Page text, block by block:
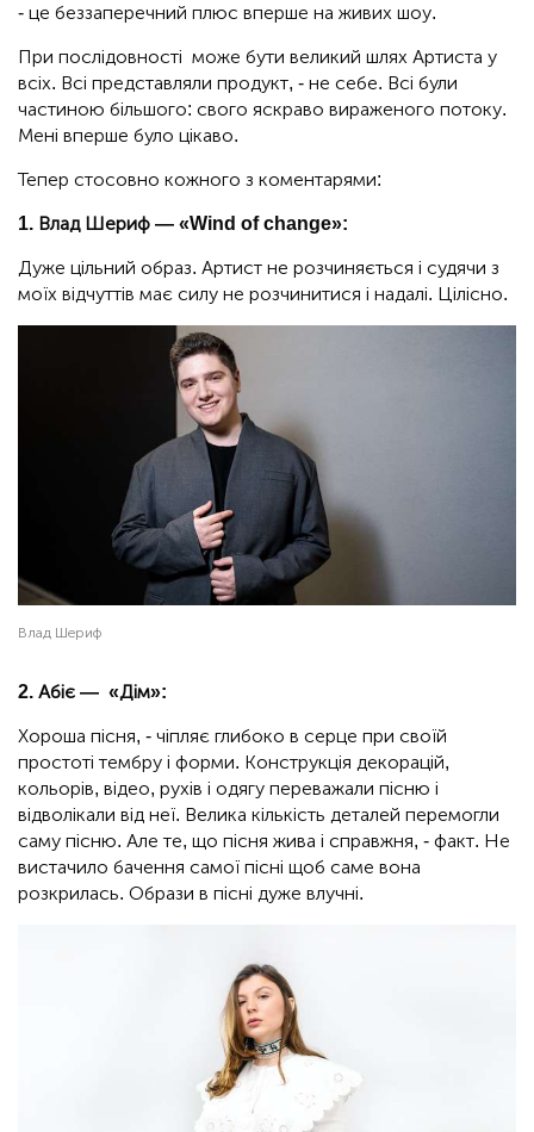
- це беззаперечний плюс вперше на живих шоу.
При послідовності може бути великий шлях Артиста у
всіх. Всі представляли продукт, - не себе. Всі були
частиною більшого: свого яскраво вираженого потоку.
Мені вперше було цікаво.
Тепер стосовно кожного з коментарями:
1. Влад Шериф — «Wind of change»:
Дуже цільний образ. Артист не розчиняється і судячи з
моїх відчуттів має силу не розчинитися і надалі. Цілісно.
Влад Шериф
2. Абіє — «Дім»:
Хороша пісня, - чіпляє глибоко в серце при своїй
простоті тембру і форми. Конструкція декорацій,
кольорів, відео, рухів і одягу переважали пісню і
відволікали від неї. Велика кількість деталей перемогли
саму пісню. Але те, що пісня жива і справжня, - факт. Не
вистачило бачення самої пісні щоб саме вона
розкрилась. Образи в пісні дуже влучні.